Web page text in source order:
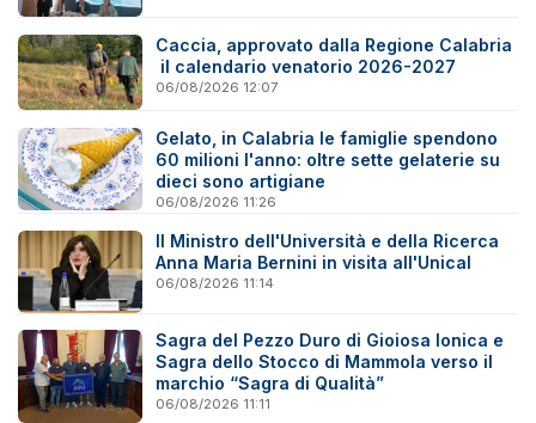
Caccia, approvato dalla Regione Calabria
il calendario venatorio 2026-2027
06/08/2026 12:07
Gelato, in Calabria le famiglie spendono
60 milioni l'anno: oltre sette gelaterie su
dieci sono artigiane
06/08/2026 11:26
Il Ministro dell'Università e della Ricerca
Anna Maria Bernini in visita all'Unical
06/08/2026 11:14
Sagra del Pezzo Duro di Gioiosa Ionica e
Sagra dello Stocco di Mammola verso il
marchio “Sagra di Qualità”
06/08/2026 11:11